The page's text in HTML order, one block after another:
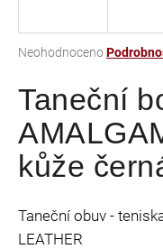
Průměrné
produktu
je
0,0
5
Neohodnoceno
Taneční
kůže
Taneční obuv -
LEATHER
j
t
?